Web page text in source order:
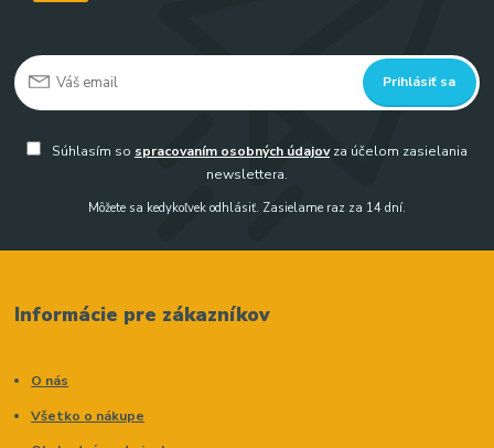
Prihlásiť sa
Súhlasím so spracovaním osobných údajovza účelom zasielania
newslettera.
Môžete sa kedykoľvek odhlásiť. Zasielame raz za 14 dní.
Informácie pre zákazníkov
O nás
Všetko o nákupe